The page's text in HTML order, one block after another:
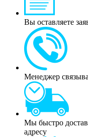
Вы оставляете
Менеджер
Мы быстро
адресу